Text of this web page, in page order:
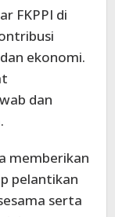
FKPPI di
ekonomi.
dan
memberikan
pelantikan
serta